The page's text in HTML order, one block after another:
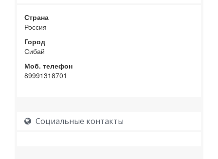
Страна
Россия
Город
Сибай
Моб. телефон
89991318701
Социальные контакты